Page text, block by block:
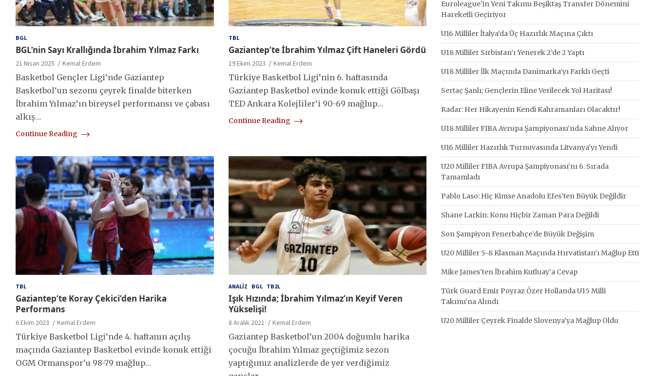
BGL
BGL’nin Sayı Krallığında İbrahim Yılmaz Farkı
21 Nisan 2025 Kemal Erdem
Basketbol Gençler Ligi‘nde Gaziantep
Basketbol‘un sezonu çeyrek finalde biterken
İbrahim Yılmaz‘ın bireysel performansı ve çabası
alkış…
Continue Reading
TBL
Gaziantep’te İbrahim Yılmaz Çift Haneleri Gördü
19 Ekim 2023 Kemal Erdem
Türkiye Basketbol Ligi‘nin 6. haftasında
Gaziantep Basketbol evinde konuk ettiği Gölbaşı
TED Ankara Kolejliler‘i 90-69 mağlup…
Continue Reading
TBL
Gaziantep’te Koray Çekici’den Harika
Performans
6 Ekim 2023 Kemal Erdem
Türkiye Basketbol Ligi‘nde 4. haftanın açılış
maçında Gaziantep Basketbol evinde konuk ettiği
OGM Ormanspor‘u 98-79 mağlup…
ANALIZ BGL TB2L
Işık Hızında; İbrahim Yılmaz’ın Keyif Veren
Yükselişi!
8 Aralık 2021 Kemal Erdem
Gaziantep Basketbol‘un 2004 doğumlu harika
çocuğu İbrahim Yılmaz geçtiğimiz sezon
yaptığımız analizlerde de yer verdiğimiz
Euroleague’in Yeni Takımı Beşiktaş Transfer Dönemini
Hareketli Geçiriyor
U16 Milliler İtalya’da Üç Hazırlık Maçına Çıktı
U18 Milliler Sırbistan’ı Yenerek 2’de 2 Yaptı
U18 Milliler İlk Maçında Danimarka’yı Farklı Geçti
Sertaç Şanlı; Gençlerin Eline Verilecek Yol Haritası!
Radar: Her Hikayenin Kendi Kahramanları Olacaktır!
U18 Milliler FIBA Avrupa Şampiyonası’nda Sahne Alıyor
U16 Milliler Hazırlık Turnuvasında Litvanya’yı Yendi
U20 Milliler FIBA Avrupa Şampiyonası’nı 6. Sırada
Tamamladı
Pablo Laso: Hiç Kimse Anadolu Efes’ten Büyük Değildir
Shane Larkin: Konu Hiçbir Zaman Para Değildi
Son Şampiyon Fenerbahçe’de Büyük Değişim
U20 Milliler 5-8 Klasman Maçında Hırvatistan’ı Mağlup Etti
Mike James’ten İbrahim Kutluay’a Cevap
Türk Guard Emir Poyraz Özer Hollanda U15 Milli
Takımı’na Alındı
U20 Milliler Çeyrek Finalde Slovenya’ya Mağlup Oldu